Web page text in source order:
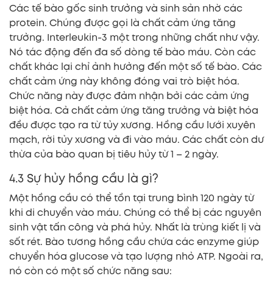
Các tế bào gốc sinh trưởng và sinh sản nhờ các
protein. Chúng được gọi là chất cảm ứng tăng
trưởng. Interleukin-3 một trong những chất như vậy.
Nó tác động đến đa số dòng tế bào máu. Còn các
chất khác lại chỉ ảnh hưởng đến một số tế bào. Các
chất cảm ứng này không đóng vai trò biệt hóa.
Chức năng này được đảm nhận bởi các cảm ứng
biệt hóa. Cả chất cảm ứng tăng trưởng và biệt hóa
đều được tạo ra từ tủy xương. Hồng cầu lưới xuyên
mạch, rời tủy xương và đi vào máu. Các chất còn dư
thừa của bào quan bị tiêu hủy từ 1 – 2 ngày.
4.3 Sự hủy hồng cầu là gì?
Một hồng cầu có thể tồn tại trung bình 120 ngày từ
khi di chuyển vào máu. Chúng có thể bị các nguyên
sinh vật tấn công và phá hủy. Nhất là trùng kiết lị và
sốt rét. Bào tương hồng cầu chứa các enzyme giúp
chuyển hóa glucose và tạo lượng nhỏ ATP. Ngoài ra,
nó còn có một số chức năng sau: